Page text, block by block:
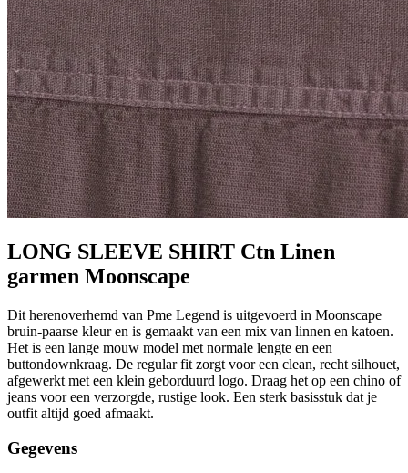
LONG SLEEVE SHIRT Ctn Linen
garmen Moonscape
Dit herenoverhemd van Pme Legend is uitgevoerd in Moonscape
bruin-paarse kleur en is gemaakt van een mix van linnen en katoen.
Het is een lange mouw model met normale lengte en een
buttondownkraag. De regular fit zorgt voor een clean, recht silhouet,
afgewerkt met een klein geborduurd logo. Draag het op een chino of
jeans voor een verzorgde, rustige look. Een sterk basisstuk dat je
outfit altijd goed afmaakt.
Gegevens